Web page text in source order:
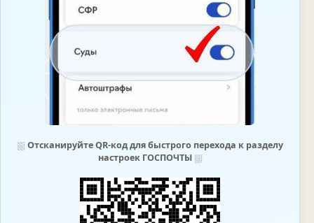
⛆ Отсканируйте QR-код для быстрого перехода к разделу
настроек ГОСПОЧТЫ⛆